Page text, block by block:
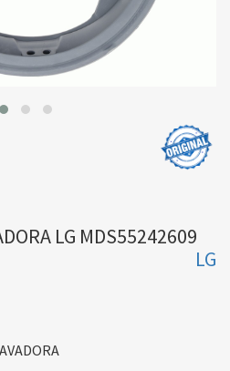
LG MDS55242609
LG